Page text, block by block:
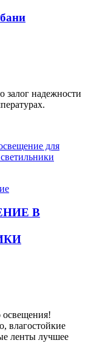
залог надежности
В
освещения!
влагостойкие
ленты лучшее